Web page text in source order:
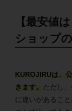
【最安値
ショップ
KUROJIRUは、
きます。 ただし
に違いがあるこ